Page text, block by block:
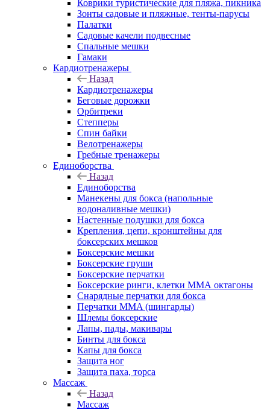
Коврики туристические для пляжа, пикника
Зонты садовые и пляжные, тенты-парусы
Палатки
Садовые качели подвесные
Спальные мешки
Гамаки
Кардиотренажеры
Назад
Кардиотренажеры
Беговые дорожки
Орбитреки
Степперы
Спин байки
Велотренажеры
Гребные тренажеры
Единоборства
Назад
Единоборства
Манекены для бокса (напольные
водоналивные мешки)
Настенные подушки для бокса
Крепления, цепи, кронштейны для
боксерских мешков
Боксерские мешки
Боксерские груши
Боксерские перчатки
Боксерские ринги, клетки ММА октагоны
Снарядные перчатки для бокса
Перчатки MMA (шингарды)
Шлемы боксерские
Лапы, пады, макивары
Бинты для бокса
Капы для бокса
Защита ног
Защита паха, торса
Массаж
Назад
Массаж